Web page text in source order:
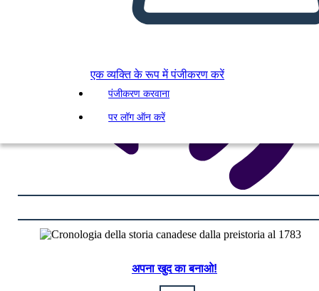
एक व्यक्ति के रूप में पंजीकरण करें
पंजीकरण करवाना
पर लॉग ऑन करें
अपना खुद का बनाओ!